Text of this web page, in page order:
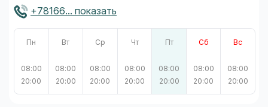
+78166... показать
Пн
08:00
20:00
Вт
08:00
20:00
Ср
08:00
20:00
Чт
08:00
20:00
Пт
08:00
20:00
Сб
08:00
20:00
Вс
08:00
20:00